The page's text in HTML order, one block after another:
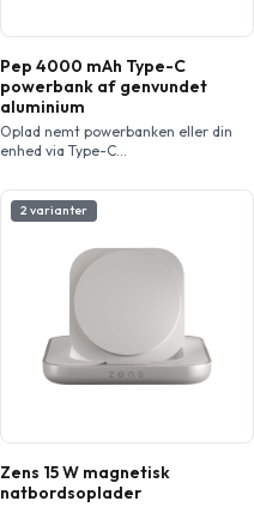
Pep 4000 mAh Type-C
powerbank af genvundet
aluminium
Oplad nemt powerbanken eller din
enhed via Type-C
USB-A-porten til at oplade to
enheder samtidigt. Powerbanken er
fremstillet af 25 % RCS certificeret
genanvendt aluminium og har et
4000 mAh lithium polymerbatteri,
som leverer en samlet udgangseffekt
C til USB-A opladningskabel.
2 varianter
Zens 15 W magnetisk
natbordsoplader